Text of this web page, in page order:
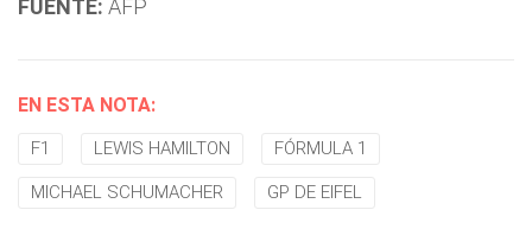
FUENTE: AFP
EN ESTA NOTA:
F1 LEWIS HAMILTON FÓRMULA 1
MICHAEL SCHUMACHER GP DE EIFEL